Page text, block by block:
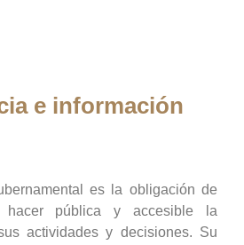
e información
es la obligación de
hacer pública y accesible la
actividades y decisiones. Su